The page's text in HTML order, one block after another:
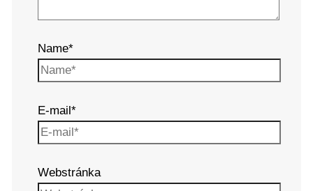
Name*
E-mail*
Webstránka